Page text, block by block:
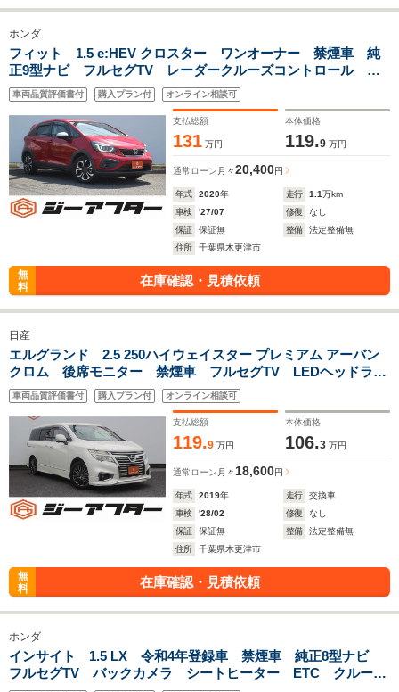
ホンダ
フィット 1.5 e:HEV クロスター ワンオーナー 禁煙車 純
正9型ナビ フルセグTV レーダークルーズコントロール
LEDヘッドライト ETC 電動格納ミラー 純正16インチアル
ミホイール Bluetooth接続 クリアランスソナー
車両品質評価書付 購入プラン付 オンライン相談可
支払総額
131 万円
本体価格
119.9 万円
通常ローン 月々20,400円
年式 2020年 走行 1.1万km
車検
'27/07 修復
なし
保証
保証無 整備
法定整備無
住所
千葉県木更津市
無
料
在庫確認・見積依頼
日産
エルグランド 2.5 250ハイウェイスター プレミアム アーバン
クロム 後席モニター 禁煙車 フルセグTV LEDヘッドライ
ト アダプティブクルーズコントロール 両側電動スライドド
ア バックカメラ ETC オートライト オートエアコン ス
マートキー
車両品質評価書付 購入プラン付 オンライン相談可
支払総額
119.9 万円
本体価格
106.3 万円
通常ローン 月々 18,600円
年式 2019年 走行
交換車
車検
'28/02 修復
なし
保証
保証無 整備
法定整備無
住所
千葉県木更津市
無
料
在庫確認・見積依頼
ホンダ
インサイト 1.5 LX 令和4年登録車 禁煙車 純正8型ナビ
フルセグTV バックカメラ シートヒーター ETC クルーズ